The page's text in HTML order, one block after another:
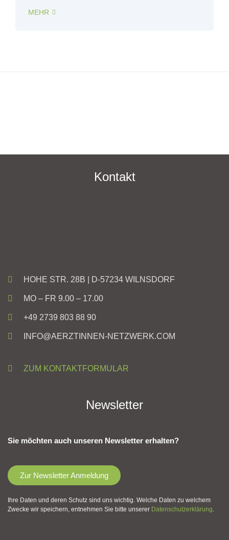
MEHR
Kontakt
HOHE STR. 28B | D-57234 WILNSDORF
MO – FR 9.00 – 17.00
+49 2739 803 88 90
INFO@AERZTINNEN-NETZWERK.COM
ZUM KONTAKTFORMULAR
Newsletter
Sie möchten auch unseren Newsletter erhalten?
Zur Newsletter Anmeldung
Ihre Daten und deren Schutz sind uns wichtig. Welche Daten zu welchem
Zwecke wir speichern, entnehmen Sie bitte unserer Datenschutzerklärung.